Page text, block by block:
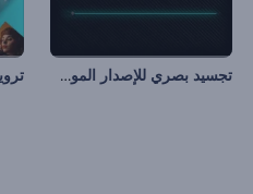
تجسيد بصري للإصدار الموسيقي الجديد